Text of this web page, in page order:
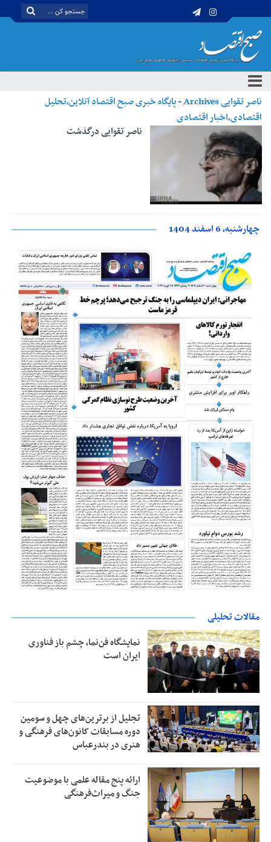
ناصر تقوایی Archives - پایگاه خبری صبح اقتصاد آنلاین،تحلیل
اقتصادی،اخبار اقتصادی
ناصر تقوایی درگذشت
چهارشنبه، 6 اسفند 1404
مقالات تحلیلی
نمایشگاه فن‌نما، چشم باز فناوری
ایران است
تجلیل از بر‌ترین‌های چهل و سومین
دوره مسابقات کانون‌های فرهنگی و
هنری در بندرعباس
ارائه پنج مقاله علمی با موضوعیت
جنگ و میراث‌فرهنگی